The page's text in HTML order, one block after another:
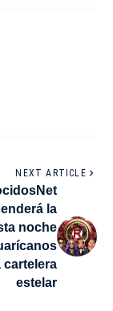
NEXT ARTICLE
la
noche
cartelera
estelar